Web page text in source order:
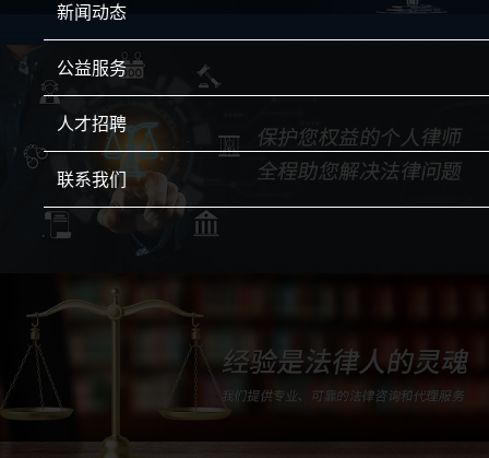
新闻动态
公益服务
人才招聘
联系我们